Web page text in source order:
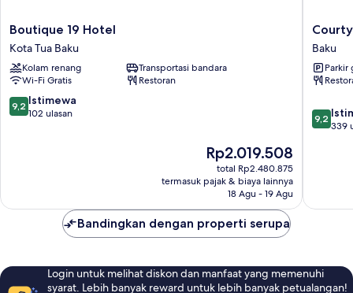
Boutique
19
Hotel
Kota
Tua
Baku
Boutique 19 Hotel
Kota Tua Baku
Kolam renang
Transportasi bandara
Wi-Fi Gratis
Restoran
9.2
dari
9,2 Istimewa
102 ulasan
Harga
sekarang
Rp2.019.508
Rp2.019.508
total Rp2.480.875
termasuk pajak & biaya lainnya
18 Agu - 19 Agu
by
Marriott
Baku
Baku
Baku
Parkir
9.2
dari
9,2
339
Bandingkan dengan properti serupa
Login untuk melihat diskon dan manfaat yang memenuhi
syarat. Lebih banyak reward untuk lebih banyak petualangan!